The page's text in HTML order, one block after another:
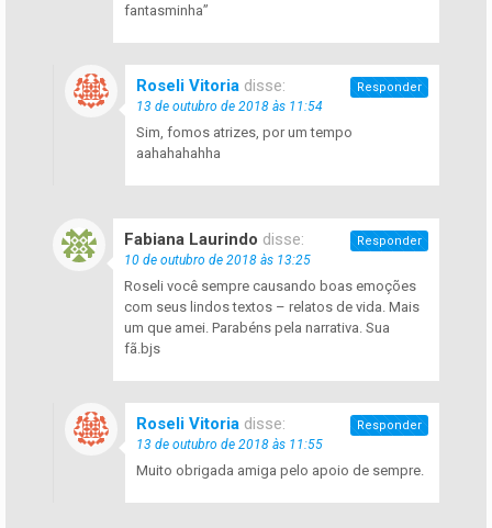
fantasminha”
Roseli Vitoria disse:
13 de outubro de 2018 às 11:54
Sim, fomos atrizes, por um tempo
aahahahahha
Responder
Fabiana Laurindo disse:
10 de outubro de 2018 às 13:25
Roseli você sempre causando boas emoções
com seus lindos textos – relatos de vida. Mais
um que amei. Parabéns pela narrativa. Sua
fã.bjs
Responder
Roseli Vitoria disse:
13 de outubro de 2018 às 11:55
Muito obrigada amiga pelo apoio de sempre.
Responder